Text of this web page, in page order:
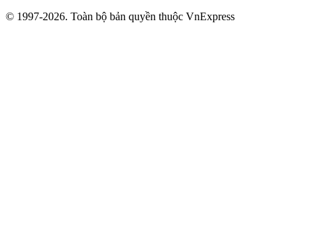
© 1997-2026. Toàn bộ bản quyền thuộc VnExpress